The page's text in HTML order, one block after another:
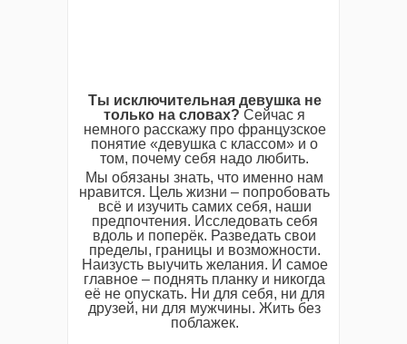
Ты исключительная девушка не
только на словах? Сейчас я
немного расскажу про французское
понятие «девушка с классом» и о
том, почему себя надо любить.
Мы обязаны знать, что именно нам
нравится. Цель жизни – попробовать
всё и изучить самих себя, наши
предпочтения. Исследовать себя
вдоль и поперёк. Разведать свои
пределы, границы и возможности.
Наизусть выучить желания. И самое
главное – поднять планку и никогда
её не опускать. Ни для себя, ни для
друзей, ни для мужчины. Жить без
поблажек.